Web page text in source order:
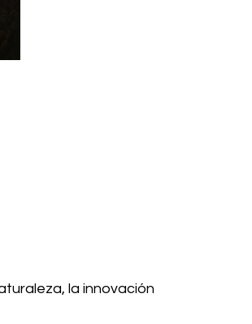
la innovación